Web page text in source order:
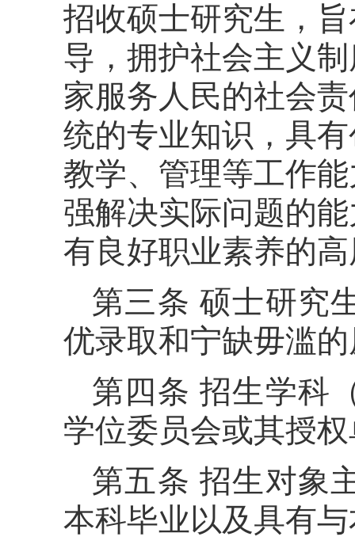
招收硕士研究生，
导，拥护社会主义
家服务人民的社会
统的专业知识，具
教学、管理等工作
强解决实际问题的
有良好职业素养的
第三条 硕士研究
优录取和宁缺毋滥
第四条 招生学科
学位委员会或其授
第五条 招生对象
本科毕业以及具有